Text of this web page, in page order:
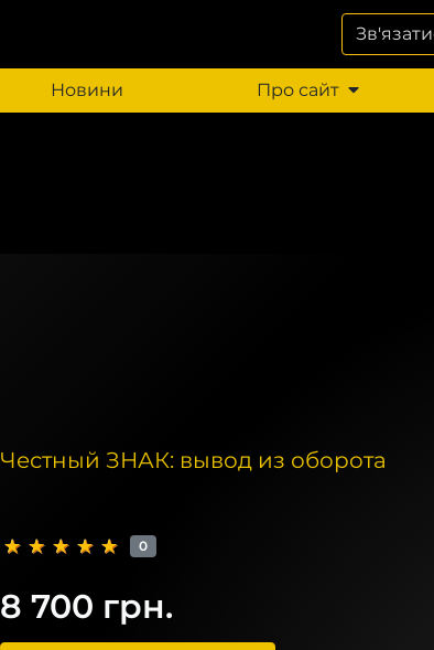
Новини Про сайт
Честный ЗНАК: вывод из оборота
0
8 700 грн.